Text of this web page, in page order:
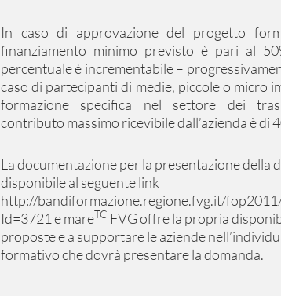
In caso di approvazione del progetto
finanziamento minimo previsto è pari al
percentuale è incrementabile –
caso di partecipanti di medie, piccole o micro
formazione specifica nel settore dei
contributo massimo ricevibile dall’azienda è di
La documentazione per la presentazione della
disponibile al seguente link
http://bandiformazione.regione.fvg.it/
Id=3721 e mareTC FVG offre la propria
proposte e a supportare le aziende
formativo che dovrà presentare la domanda.